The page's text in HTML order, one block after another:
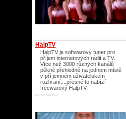
HalpTV
HalpTV je softwarový tuner pro
příjem internetových rádií a TV.
Více než 3000 různých kanálů
pěkně přehledně na jednom místě
v pří jemném uživatelském
rozhraní....přesně to nabízí
freewarový HalpTV.
Win ME/2000/XP/